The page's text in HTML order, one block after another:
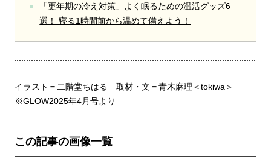
「更年期の冷え対策」よく眠るための温活グッズ6
選！ 寝る1時間前から温めて備えよう！
イラスト＝二階堂ちはる 取材・文＝青木麻理＜tokiwa＞
※GLOW2025年4月号より
この記事の画像一覧